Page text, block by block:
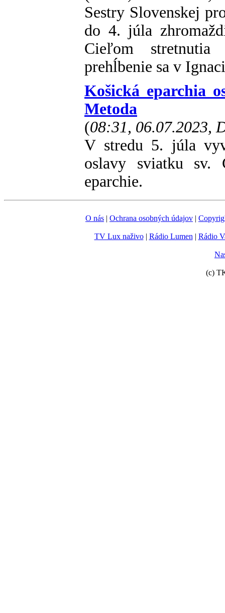
Sestry Slovenskej
do 4. júla
Cieľom stretnutia
prehĺbenie sa v
Košická eparchia
Metoda
(08:31, 06.07.2023,
V stredu 5. júla
oslavy sviatku sv.
eparchie.
O nás | Ochrana osobných údajov |
TV Lux naživo| Rádio Lumen | Rádio
(c)